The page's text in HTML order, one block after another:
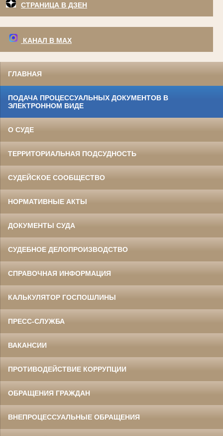
СТРАНИЦА В ДЗЕН
КАНАЛ В МАХ
ГЛАВНАЯ
ПОДАЧА ПРОЦЕССУАЛЬНЫХ ДОКУМЕНТОВ В
ЭЛЕКТРОННОМ ВИДЕ
О СУДЕ
ТЕРРИТОРИАЛЬНАЯ ПОДСУДНОСТЬ
СУДЕЙСКОЕ СООБЩЕСТВО
НОРМАТИВНЫЕ АКТЫ
ДОКУМЕНТЫ СУДА
СУДЕБНОЕ ДЕЛОПРОИЗВОДСТВО
СПРАВОЧНАЯ ИНФОРМАЦИЯ
КАЛЬКУЛЯТОР ГОСПОШЛИНЫ
ПРЕСС-СЛУЖБА
ВАКАНСИИ
ПРОТИВОДЕЙСТВИЕ КОРРУПЦИИ
ОБРАЩЕНИЯ ГРАЖДАН
ВНЕПРОЦЕССУАЛЬНЫЕ ОБРАЩЕНИЯ